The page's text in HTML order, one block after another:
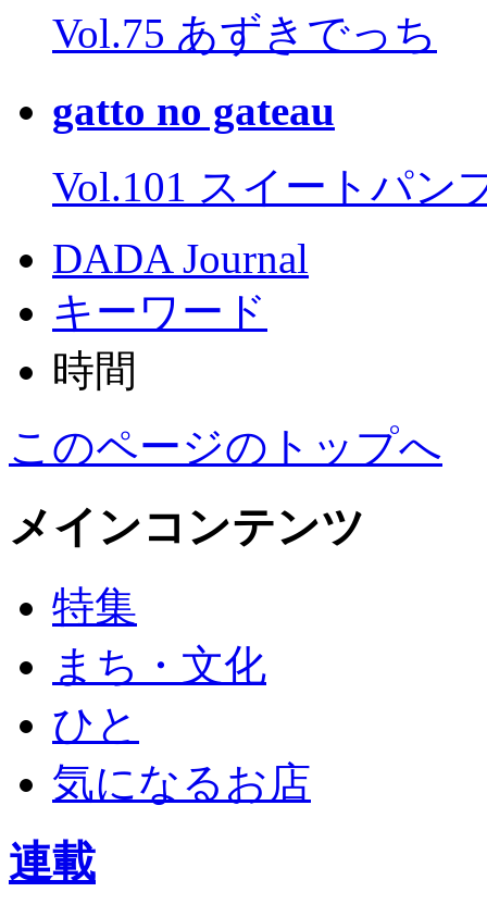
Vol.75 あずきでっち
gatto no gateau
Vol.101 スイートパン
DADA Journal
キーワード
時間
このページのトップへ
メインコンテンツ
特集
まち・文化
ひと
気になるお店
連載